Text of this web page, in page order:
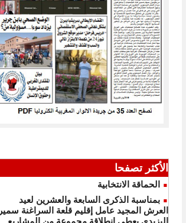
الأكثر تصفحا
الحماقة الانتخابية
بمناسبة الذكرى السابعة والعشرين لعيد
العرش المجيد عامل إقليم قلعة السراغنة سمير
اليزيدي يعطي انطلاقة مجموعة من المشاريع